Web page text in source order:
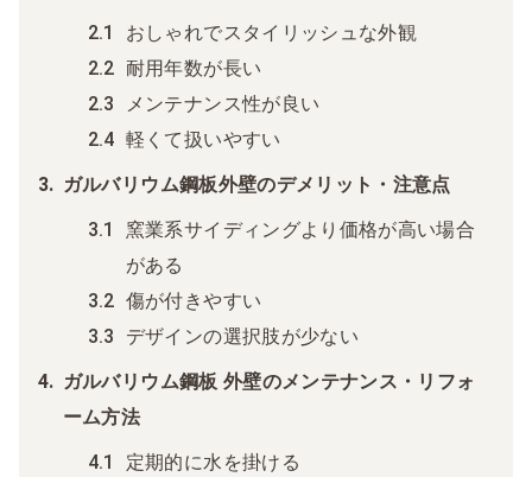
おしゃれでスタイリッシュな外観
耐用年数が長い
メンテナンス性が良い
軽くて扱いやすい
ガルバリウム鋼板外壁のデメリット・注意点
窯業系サイディングより価格が高い場合
がある
傷が付きやすい
デザインの選択肢が少ない
ガルバリウム鋼板 外壁のメンテナンス・リフォ
ーム方法
定期的に水を掛ける